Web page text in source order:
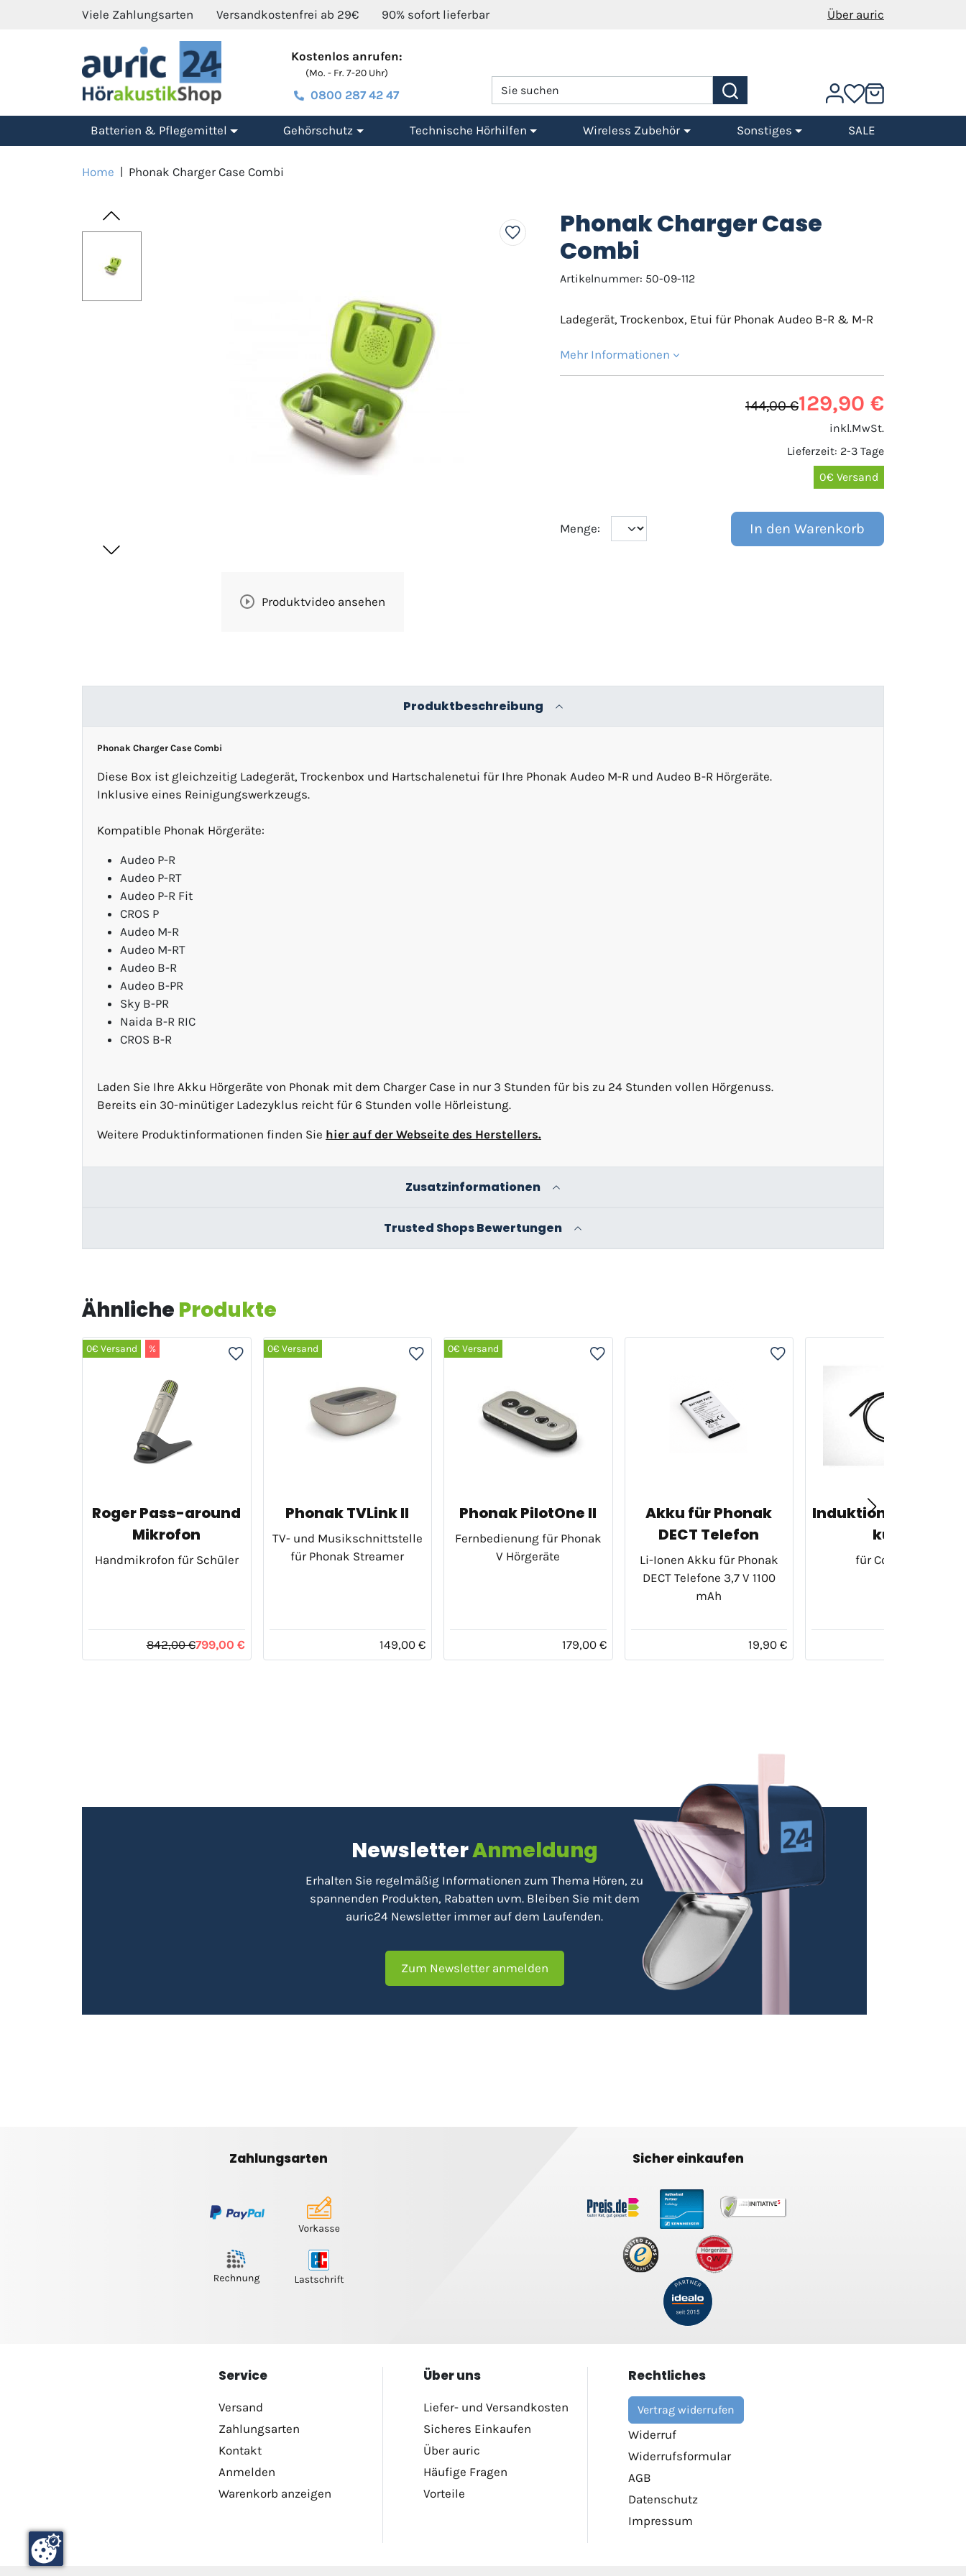
Viele Zahlungsarten Versandkostenfrei ab 29€ 90% sofort lieferbar Über auric
Kostenlos anrufen:
(Mo. - Fr. 7-20 Uhr)
0800 287 42 47
Batterien & Pflegemittel Gehörschutz Technische Hörhilfen Wireless Zubehör Sonstiges SALE
Home | Phonak Charger Case Combi
Produktvideo ansehen
Phonak Charger Case
Combi
Artikelnummer: 50-09-112
Ladegerät, Trockenbox, Etui für Phonak Audeo B-R & M-R
Mehr Informationen
144,00 €129,90 €
inkl.MwSt.
Lieferzeit: 2-3 Tage
0€ Versand
Menge: In den Warenkorb
Produktbeschreibung
Phonak Charger Case Combi
Diese Box ist gleichzeitig Ladegerät, Trockenbox und Hartschalenetui für Ihre Phonak Audeo M-R und Audeo B-R Hörgeräte.
Inklusive eines Reinigungswerkzeugs.
Kompatible Phonak Hörgeräte:
Audeo P-R
Audeo P-RT
Audeo P-R Fit
CROS P
Audeo M-R
Audeo M-RT
Audeo B-R
Audeo B-PR
Sky B-PR
Naida B-R RIC
CROS B-R
Laden Sie Ihre Akku Hörgeräte von Phonak mit dem Charger Case in nur 3 Stunden für bis zu 24 Stunden vollen Hörgenuss.
Bereits ein 30-minütiger Ladezyklus reicht für 6 Stunden volle Hörleistung.
Weitere Produktinformationen finden Sie hier auf der Webseite des Herstellers.
Zusatzinformationen
Trusted Shops Bewertungen
Ähnliche Produkte
0€ Versand %
Roger Pass-around
Mikrofon
Handmikrofon für Schüler
842,00 €799,00 €
0€ Versand
Phonak TVLink II
TV- und Musikschnittstelle
für Phonak Streamer
149,00 €
0€ Versand
Phonak PilotOne II
Fernbedienung für Phonak
V Hörgeräte
179,00 €
Akku für Phonak
DECT Telefon
Li-Ionen Akku für Phonak
DECT Telefone 3,7 V 1100
mAh
19,90 €
kurz
für ComPilot
NewsletterAnmeldung
Erhalten Sie regelmäßig Informationen zum Thema Hören, zu
spannenden Produkten, Rabatten uvm. Bleiben Sie mit dem
auric24 Newsletter immer auf dem Laufenden.
Zum Newsletter anmelden
Zahlungsarten Sicher einkaufen
Service
Versand
Zahlungsarten
Kontakt
Anmelden
Warenkorb anzeigen
Über uns
Liefer- und Versandkosten
Sicheres Einkaufen
Über auric
Häufige Fragen
Vorteile
Rechtliches
Vertrag widerrufen
Widerruf
Widerrufsformular
AGB
Datenschutz
Impressum